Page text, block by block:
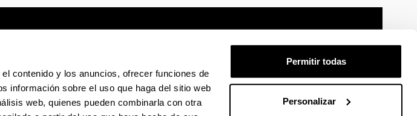
contenido y los anuncios, ofrecer funciones de
información sobre el uso que haga del sitio web
web, quienes pueden combinarla con otra
Permitir todas
Personalizar
Accesibilidad Información legal Mapa Ayuda Contacto